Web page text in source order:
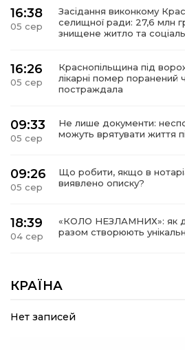
16:38
05 сер
Засідання виконкому
селищної ради: 27,6 млн
знищене житло та
16:26
05 сер
Краснопільщина під
лікарні помер поранений
постраждала
09:33
05 сер
Не лише документи:
можуть врятувати життя
09:26
05 сер
Що робити, якщо в
виявлено описку?
18:39
04 сер
«КОЛО НЕЗЛАМНИХ»: як
разом створюють
04 сер
прикордоння до
19:36
Пишіть листи самому собі,
КРАЇНА
Нет записей